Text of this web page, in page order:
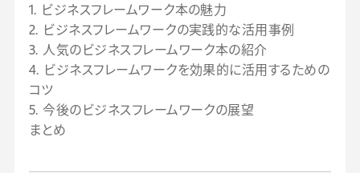
1. ビジネスフレームワーク本の魅力
2. ビジネスフレームワークの実践的な活用事例
3. 人気のビジネスフレームワーク本の紹介
4. ビジネスフレームワークを効果的に活用するための
コツ
5. 今後のビジネスフレームワークの展望
まとめ